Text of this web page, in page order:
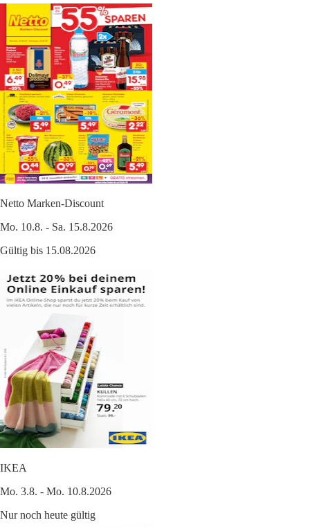
Netto Marken-Discount
Mo. 10.8. - Sa. 15.8.2026
Gültig bis 15.08.2026
IKEA
Mo. 3.8. - Mo. 10.8.2026
Nur noch heute gültig